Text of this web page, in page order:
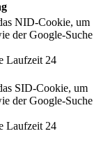
NID-Cookie, um
der Google-Suche
Laufzeit 24
SID-Cookie, um
der Google-Suche
Laufzeit 24